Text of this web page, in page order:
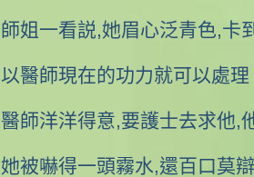
師姐一看説,她眉心泛青色,卡
以醫師現在的功力就可以處理
醫師洋洋得意,要護士去求他,
她被嚇得一頭霧水,還百口莫辯